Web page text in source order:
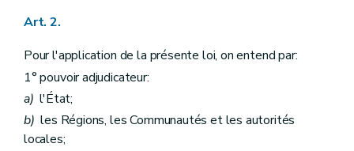
Titre 6
Art. 59
Chapitre 1er
Dispositions diverses
Art. 60
Art. 61
Art. 62
Art. 63
Art. 2.
Pour l'application de la présente loi, on entend par:
1° pouvoir adjudicateur:
a) l'État;
b) les Régions, les Communautés et les autorités
locales;